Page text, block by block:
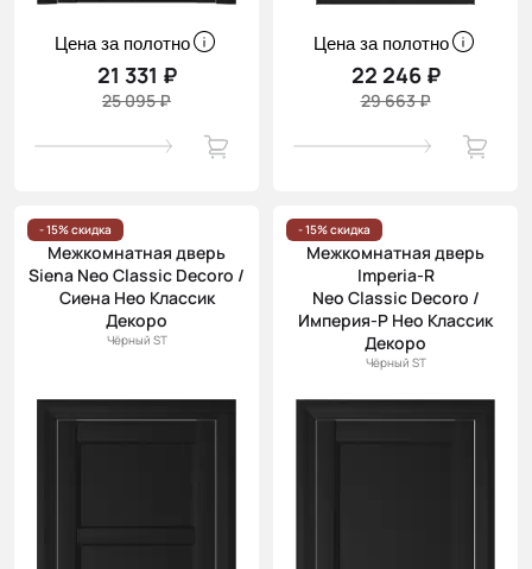
Цена за полотно
21 331 ₽
25 095 ₽
Цена за полотно
22 246 ₽
29 663 ₽
- 15% скидка
Межкомнатная дверь
Siena Neo Classic Decoro /
Сиена Нео Классик
Декоро
Чёрный ST
- 15% скидка
Межкомнатная дверь
Imperia-R
Neo Classic Decoro /
Империя-Р Нео Классик
Декоро
Чёрный ST